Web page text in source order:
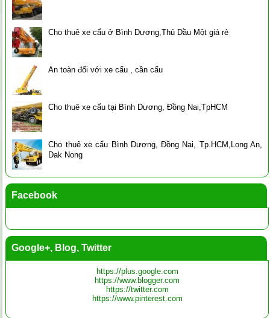
Cho thuê xe cẩu ở Bình Dương,Thủ Dầu Một giá rẻ
An toàn đối với xe cẩu , cần cẩu
Cho thuê xe cẩu tại Bình Dương, Đồng Nai,TpHCM
Cho thuê xe cẩu Bình Dương, Đồng Nai, Tp.HCM,Long An,
Dak Nong
Facebook
Google+, Blog, Twitter
https://plus.google.com
https://www.blogger.com
https://twitter.com
https://www.pinterest.com